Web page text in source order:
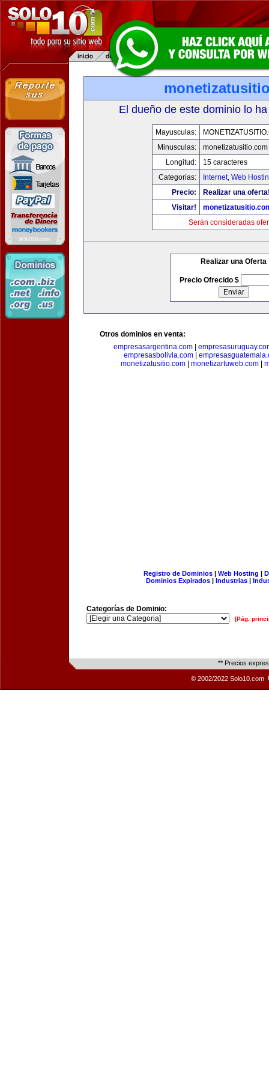
El dueño de este dominio lo
Mayusculas:
Minusculas:
monetizatusitio.com
Longitud:
15 caracteres
Categorias:
Internet, Web
Precio:
Realizar una
Visitar!
Serán consideradas
Realizar una Oferta
Precio Ofrecido $
Otros dominios en venta:
empresasargentina.com|
empresasbolivia.com
monetizatusitio.com
monetizartuweb.com
Registro de Dominios| Web Hosting |
Dominios Expirados | Industrias |
Categorías de Dominio:
[Pág.
** Precios
© 2002/2022 Solo10.com